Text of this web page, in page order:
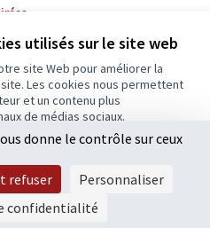
utilisés sur le site web
site Web pour améliorer la
Les cookies nous permettent
et un contenu plus
de médias sociaux.
cookies essentiels
(Lien externe)
.
Licence
(Lien
donne le contrôle sur ceux
refuser
Personnaliser
confidentialité